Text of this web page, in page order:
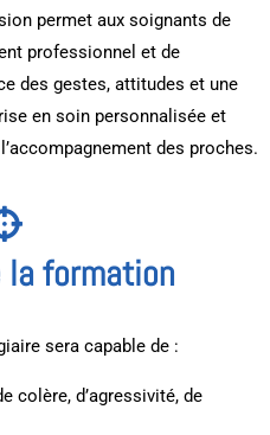
permet aux soignants de
professionnel et de
des gestes, attitudes et une
en soin personnalisée et
des proches.
formation
sera capable de :
colère, d’agressivité, de